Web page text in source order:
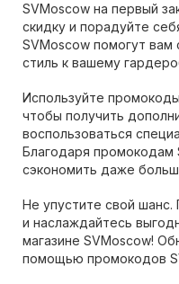
SVMoscow на первый
скидку и порадуйте
SVMoscow помогут вам
стиль к вашему
Используйте
чтобы получить
воспользоваться
Благодаря
сэкономить даже
Не упустите свой
и наслаждайтесь
магазине SVMoscow!
помощью промокодов